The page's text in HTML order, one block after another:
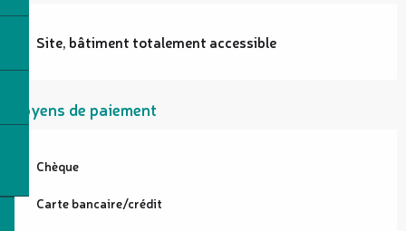
Site, bâtiment totalement accessible
Moyens de paiement
Chèque
Carte bancaire/crédit